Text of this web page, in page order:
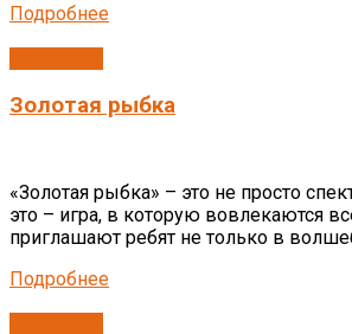
Подробнее
Золотая рыбка
«Золотая рыбка» – это не просто
это – игра, в которую вовлекаются
приглашают ребят не только в
Подробнее